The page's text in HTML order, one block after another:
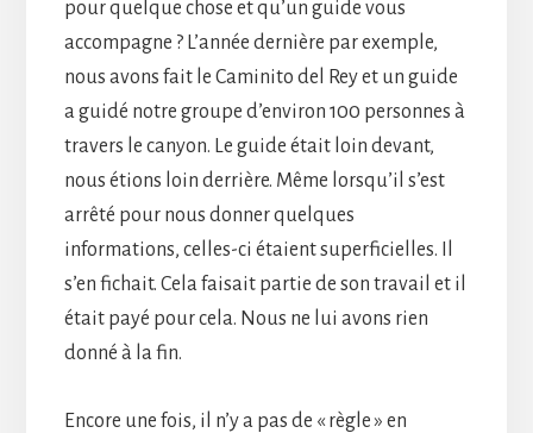
pour quelque chose et qu’un guide vous
accompagne ? L’année dernière par exemple,
nous avons fait le Caminito del Rey et un guide
a guidé notre groupe d’environ 100 personnes à
travers le canyon. Le guide était loin devant,
nous étions loin derrière. Même lorsqu’il s’est
arrêté pour nous donner quelques
informations, celles-ci étaient superficielles. Il
s’en fichait. Cela faisait partie de son travail et il
était payé pour cela. Nous ne lui avons rien
donné à la fin.
Encore une fois, il n’y a pas de « règle » en